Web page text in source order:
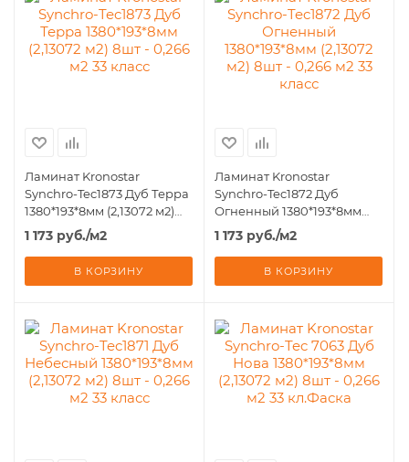
Ламинат Kronostar
Synchro-Tec1873 Дуб Терра
1380*193*8мм (2,13072 м2)
8шт - 0,266 м2 33 класс
1 173 руб./м2
В КОРЗИНУ
Ламинат Kronostar
Synchro-Tec1872 Дуб
Огненный 1380*193*8мм
(2,13072 м2) 8шт - 0,266 м2
33 класс
1 173 руб./м2
В КОРЗИНУ